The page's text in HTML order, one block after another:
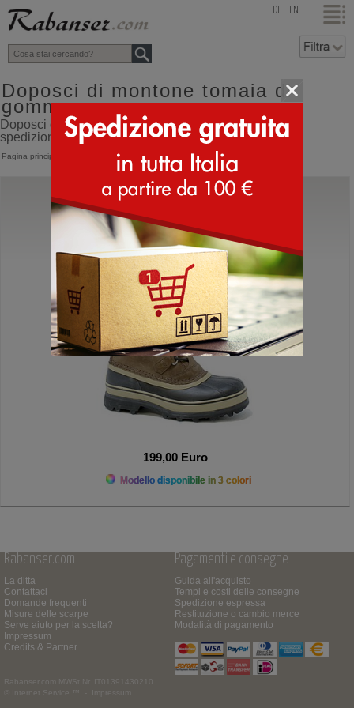
top DE EN
Doposci di montone tomaia di
gomma
Doposci di montone tomaia di gomma online shop con
spedizione direttamente dall'Italia
Pagina principale In montone
Sorel
Doposci canadese
199,00 Euro
Modello disponibile in 3 colori
Rabanser.com
La ditta
Contattaci
Domande frequenti
Misure delle scarpe
Serve aiuto per la scelta?
Impressum
Credits & Partner
Rabanser.com
MWSt.Nr. IT01391430210
© Internet Service ™ -
Impressum
Pagamenti e consegne
Guida all'acquisto
Tempi e costi delle consegne
Spedizione espressa
Restituzione o cambio merce
Modalità di pagamento